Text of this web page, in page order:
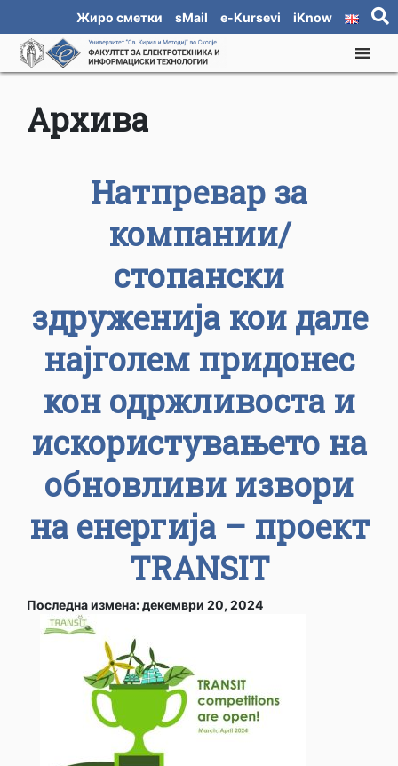
Жиро сметки sMail e-Kursevi iKnow
Архива
Натпревар за
компании/
стопански
здруженија кои дале
најголем придонес
кон одржливоста и
искористувањето на
обновливи извори
на енергија – проект
TRANSIT
Последна измена: декември 20, 2024